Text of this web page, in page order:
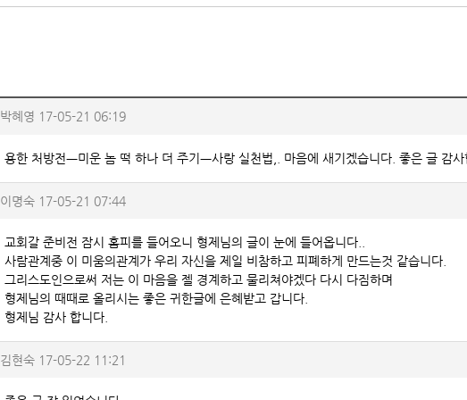
박혜영 17-05-21 06:19
용한 처방전ㅡ미운 놈 떡 하나 더 주기ㅡ사랑 실천법,. 마음에 새기겠습니다. 좋은 글 감사
이명숙 17-05-21 07:44
교회갈 준비전 잠시 홈피를 들어오니 형제님의 글이 눈에 들어옵니다..
사람관계중 이 미움의관계가 우리 자신을 제일 비참하고 피폐하게 만드는것 같습니다.
그리스도인으로써 저는 이 마음을 젤 경계하고 물리쳐야겠다 다시 다짐하며
형제님의 때때로 올리시는 좋은 귀한글에 은혜받고 갑니다.
형제님 감사 합니다.
김현숙 17-05-22 11:21